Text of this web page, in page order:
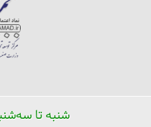
شنبه تا سه‌شنبه ۸:۴۵ تا